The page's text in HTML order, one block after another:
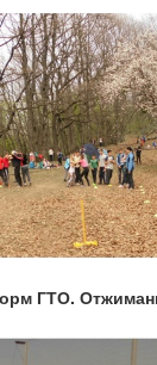
ГТО.